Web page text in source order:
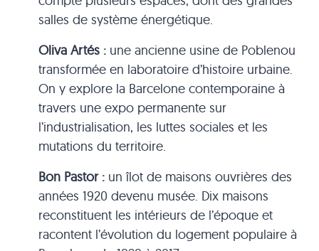
salles de système énergétique.
Oliva Artés : une ancienne usine de Poblenou
transformée en laboratoire d’histoire urbaine.
On y explore la Barcelone contemporaine à
travers une expo permanente sur
l’industrialisation, les luttes sociales et les
mutations du territoire.
Bon Pastor : un îlot de maisons ouvrières des
années 1920 devenu musée. Dix maisons
reconstituent les intérieurs de l’époque et
racontent l’évolution du logement populaire à